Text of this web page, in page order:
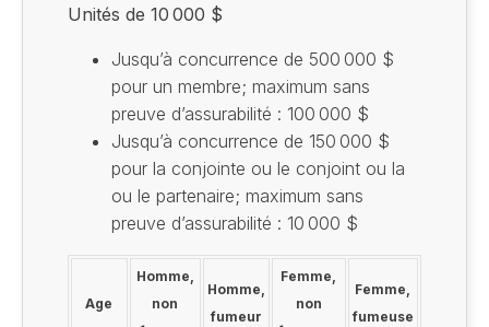
Unités de 10 000 $
Jusqu’à concurrence de 500 000 $
pour un membre; maximum sans
preuve d’assurabilité : 100 000 $
Jusqu’à concurrence de 150 000 $
pour la conjointe ou le conjoint ou la
ou le partenaire; maximum sans
preuve d’assurabilité : 10 000 $
Age
Homme,
non
Homme,
fumeur
Femme,
non
Femme,
fumeuse